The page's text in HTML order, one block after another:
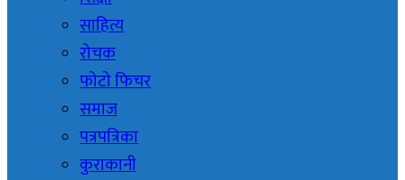
साहित्य
रोचक
फोटो फिचर
समाज
पत्रपत्रिका
कुराकानी